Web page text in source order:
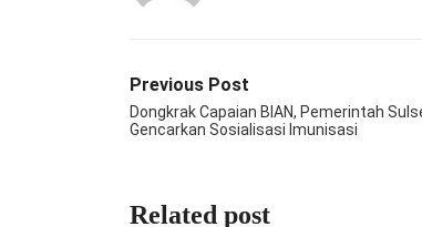
Previous Post
Dongkrak Capaian BIAN, Pemerintah
Gencarkan Sosialisasi Imunisasi
Related post